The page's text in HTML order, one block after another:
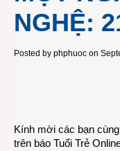
NGHỆ:
Posted by phphuoc on
Kính mời các bạn
trên báo Tuổi Trẻ